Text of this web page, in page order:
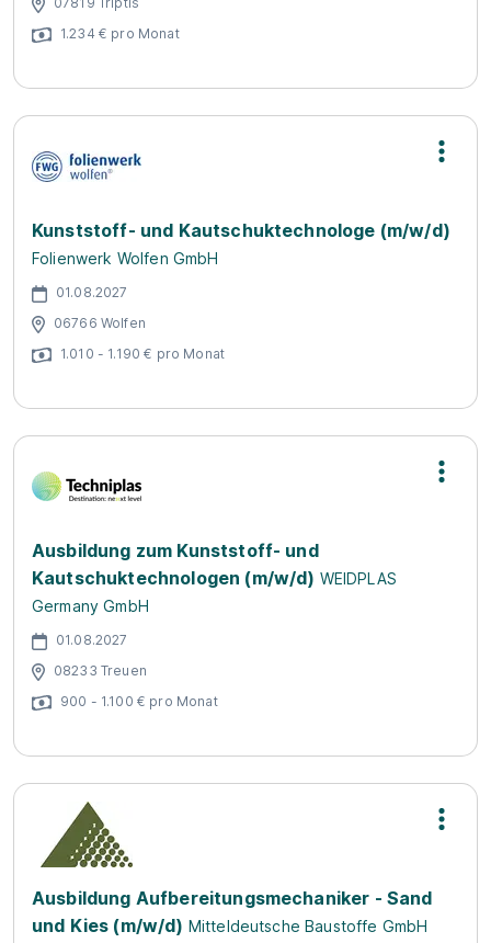
1.234 € pro Monat
Kunststoff- und Kautschuktechnologe (m/w/d)
Folienwerk Wolfen GmbH
01.08.2027
06766 Wolfen
1.010 - 1.190 € pro Monat
Ausbildung zum Kunststoff- und
Kautschuktechnologen (m/w/d) WEIDPLAS
Germany GmbH
01.08.2027
08233 Treuen
900 - 1.100 € pro Monat
Ausbildung Aufbereitungsmechaniker - Sand
und Kies (m/w/d) Mitteldeutsche Baustoffe GmbH